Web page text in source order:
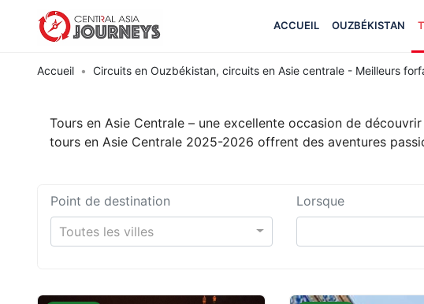
ACCUEIL OUZBÉKISTAN
Accueil Circuits en Ouzbékistan, circuits en Asie centrale - Meilleurs
Tours en Asie Centrale – une excellente occasion de
tours en Asie Centrale 2025-2026 offrent des aventures
Point de destination
Toutes les villes
Lorsque